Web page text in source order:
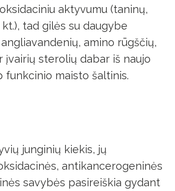
aktyvumu (taninų,
tad gilės su daugybe
amino rūgščių,
įvairių sterolių dabar iš naujo
funkcinio maisto šaltinis.
junginių kiekis, jų
antikancerogeninės
savybės pasireiškia gydant